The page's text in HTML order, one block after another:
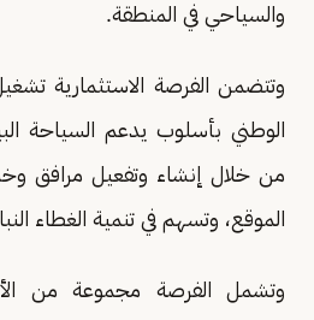
والسياحي في المنطقة.
وتتضمن الفرصة الاستثمارية
الوطني بأسلوب يدعم السياحة
من خلال إنشاء وتفعيل مرافق
الموقع، وتسهم في تنمية الغطاء
وتشمل الفرصة مجموعة من